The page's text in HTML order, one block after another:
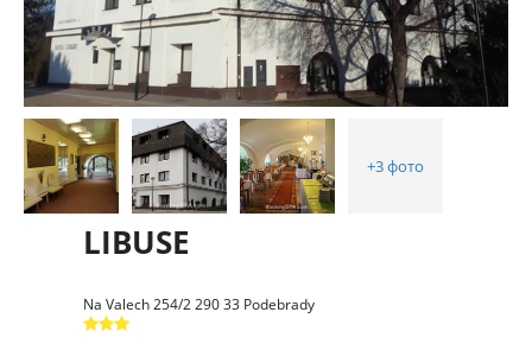
+3 фото
LIBUSE
Na Valech 254/2 290 33 Podebrady